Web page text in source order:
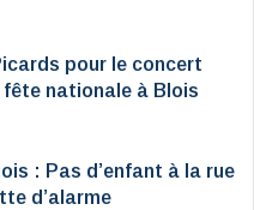
pour le concert
nationale à Blois
: Pas d’enfant à la rue
d’alarme